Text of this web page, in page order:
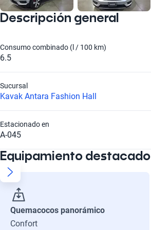
Descripción general
6.5
Consumo combinado (l / 100 km)
Kavak Antara Fashion Hall
Sucursal
A-045
Estacionado en
Equipamiento destacado
Quemacocos panorámico
Confort